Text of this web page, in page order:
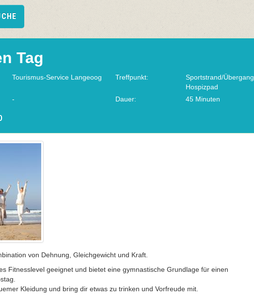
Tag
Tourismus-Service Langeoog Treffpunkt:
Sportstrand/Übergang
Hospizpad
- Dauer: 45 Minuten
von Dehnung, Gleichgewicht und Kraft.
Fitnesslevel geeignet und bietet eine gymnastische Grundlage für einen
Kleidung und bring dir etwas zu trinken und Vorfreude mit.